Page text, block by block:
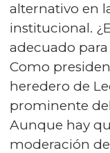
alternativo en
institucional.
adecuado
Como
heredero de
prominente
Aunque hay
moderación